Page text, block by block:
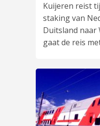
Kuijeren reist
staking van
Duitsland naar
gaat de reis